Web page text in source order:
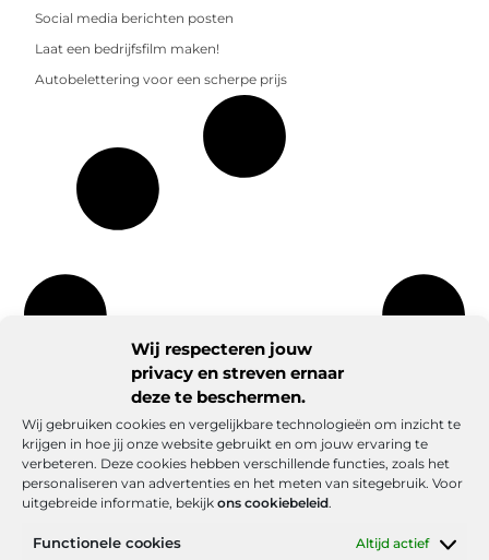
Wij respecteren jouw
privacy en streven ernaar
deze te beschermen.
Wij gebruiken cookies en vergelijkbare technologieën om inzicht te
krijgen in hoe jij onze website gebruikt en om jouw ervaring te
verbeteren. Deze cookies hebben verschillende functies, zoals het
personaliseren van advertenties en het meten van sitegebruik. Voor
uitgebreide informatie, bekijk ons cookiebeleid.
Functionele cookies Altijd actief
Social media berichten posten
Laat een bedrijfsfilm maken!
Autobelettering voor een scherpe prijs